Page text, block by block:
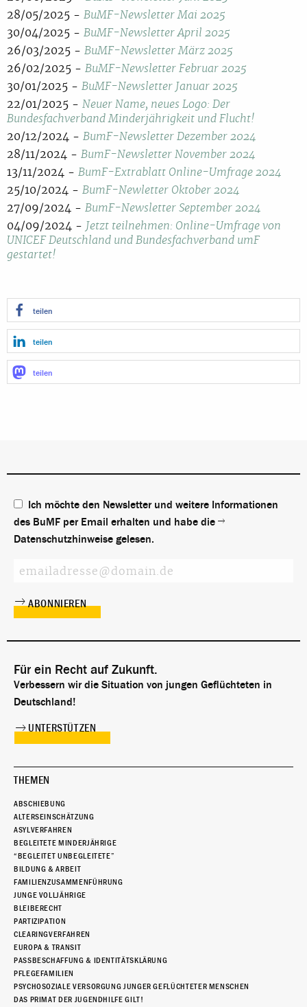
28/05/2025 - BuMF-Newsletter Mai 2025
30/04/2025 - BuMF-Newsletter April 2025
26/03/2025 - BuMF-Newsletter März 2025
26/02/2025 - BuMF-Newsletter Februar 2025
30/01/2025 - BuMF-Newsletter Januar 2025
22/01/2025 - Neuer Name, neues Logo: Der
Bundesfachverband Minderjährigkeit und Flucht!
20/12/2024 - BumF-Newsletter Dezember 2024
28/11/2024 - BumF-Newsletter November 2024
13/11/2024 - BumF-Extrablatt Online-Umfrage 2024
25/10/2024 - BumF-Newletter Oktober 2024
27/09/2024 - BumF-Newsletter September 2024
04/09/2024 - Jetzt teilnehmen: Online-Umfrage von
UNICEF Deutschland und Bundesfachverband umF
gestartet!
teilen
teilen
teilen
Ich möchte den Newsletter und weitere Informationen
des BuMF per Email erhalten und habe die
Datenschutzhinweise gelesen.
Für ein Recht auf Zukunft.
Verbessern wir die Situation von jungen Geflüchteten in
Deutschland!
UNTERSTÜTZEN
THEMEN
ABSCHIEBUNG
ALTERSEINSCHÄTZUNG
ASYLVERFAHREN
BEGLEITETE MINDERJÄHRIGE
“BEGLEITET UNBEGLEITETE”
BILDUNG & ARBEIT
FAMILIENZUSAMMENFÜHRUNG
JUNGE VOLLJÄHRIGE
BLEIBERECHT
PARTIZIPATION
CLEARINGVERFAHREN
EUROPA & TRANSIT
PASSBESCHAFFUNG & IDENTITÄTSKLÄRUNG
PFLEGEFAMILIEN
PSYCHOSOZIALE VERSORGUNG JUNGER GEFLÜCHTETER MENSCHEN
DAS PRIMAT DER JUGENDHILFE GILT!